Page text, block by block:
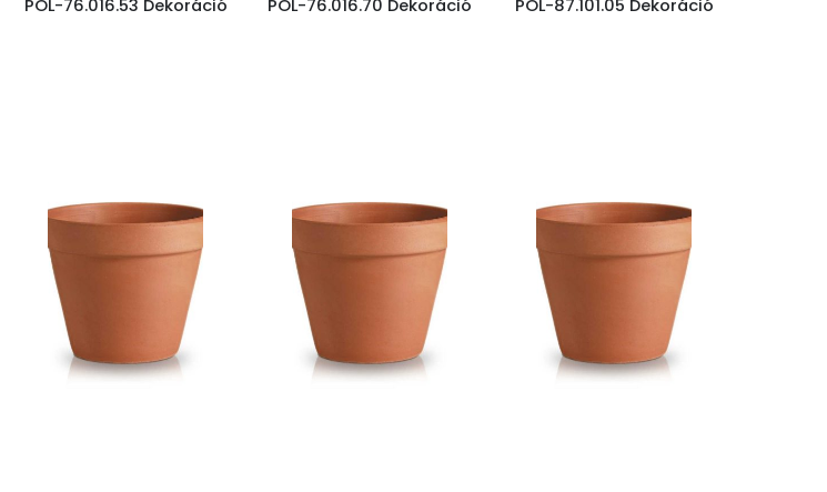
POL-76.016.53 Dekoráció POL-76.016.70 Dekoráció POL-87.101.05 Dekoráció